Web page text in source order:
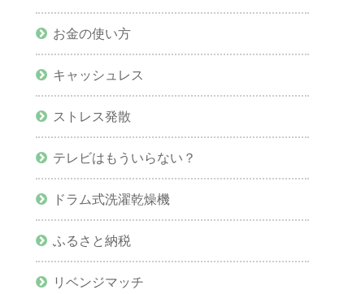
お金の使い方
キャッシュレス
ストレス発散
テレビはもういらない？
ドラム式洗濯乾燥機
ふるさと納税
リベンジマッチ